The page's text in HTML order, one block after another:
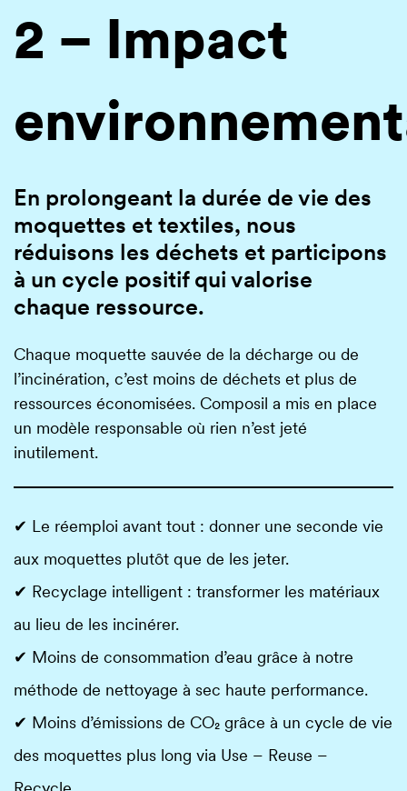
2 – Impact
En prolongeant la durée de vie des
moquettes et textiles, nous
réduisons les déchets et participons
à un cycle positif qui valorise
chaque ressource.
Chaque moquette sauvée de la décharge ou de
l’incinération, c’est moins de déchets et plus de
ressources économisées. Composil a mis en place
un modèle responsable où rien n’est jeté
inutilement.
✔ Le réemploi avant tout : donner une seconde vie
aux moquettes plutôt que de les jeter.
✔ Recyclage intelligent : transformer les matériaux
au lieu de les incinérer.
✔ Moins de consommation d’eau grâce à notre
méthode de nettoyage à sec haute performance.
✔ Moins d’émissions de CO₂ grâce à un cycle de vie
des moquettes plus long via Use – Reuse –